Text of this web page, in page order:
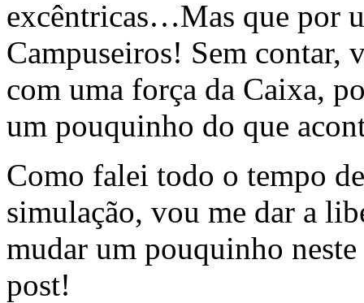
excêntricas…Mas que por
Campuseiros! Sem contar,
com uma força da Caixa,
um pouquinho do que
Como falei todo o tempo de
simulação, vou me dar a
mudar um pouquinho
post!